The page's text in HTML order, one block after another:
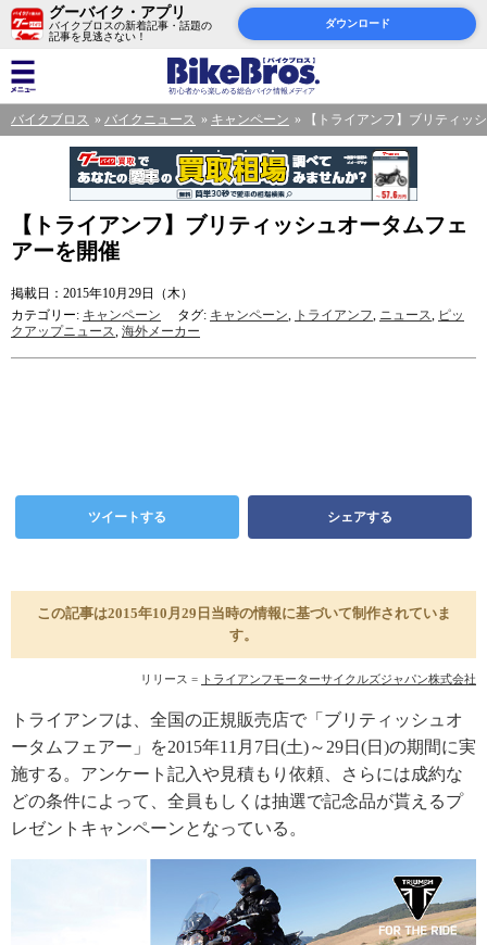
グーバイク・アプリ
バイクブロスの新着記事・話題の
記事を見逃さない！
ダウンロード
バイクブロス バイクニュース キャンペーン 【トライアンフ】ブリティッ
【トライアンフ】ブリティッシュオータムフェ
アーを開催
掲載日：2015年10月29日（木）
カテゴリー: キャンペーン タグ: キャンペーン, トライアンフ, ニュース, ピッ
クアップニュース, 海外メーカー
ツイートする シェアする
この記事は2015年10月29日当時の情報に基づいて制作されていま
す。
リリース = トライアンフモーターサイクルズジャパン株式会社
トライアンフは、全国の正規販売店で「ブリティッシュオ
ータムフェアー」を2015年11月7日(土)～29日(日)の期間に実
施する。アンケート記入や見積もり依頼、さらには成約な
どの条件によって、全員もしくは抽選で記念品が貰えるプ
レゼントキャンペーンとなっている。